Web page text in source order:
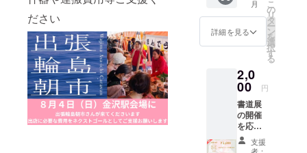
ださい
月31日
必着に
なりま
す。
【リ
内容】 ︎
ありが
とう
メッ
セージ
＆書道
展のパ
ンフ
月
詳細を見る
こ
の
リ
タ
ー
ン
を
選
択
す
る
2,0
00 円
書道展
の開催
を応援
する
コース
支援